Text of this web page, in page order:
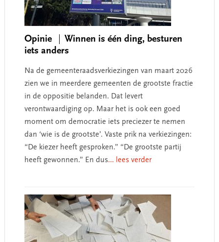
Opinie
Winnen is één ding, besturen
iets anders
Na de gemeenteraadsverkiezingen van maart 2026
zien we in meerdere gemeenten de grootste fractie
in de oppositie belanden. Dat levert
verontwaardiging op. Maar het is ook een goed
moment om democratie iets preciezer te nemen
dan ‘wie is de grootste’. Vaste prik na verkiezingen:
“De kiezer heeft gesproken.” “De grootste partij
heeft gewonnen.” En dus... lees verder